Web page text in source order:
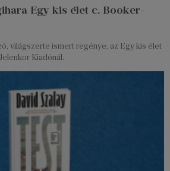
Egy kis élet c. Booker-
világszerte ismert regénye, az Egy kis élet
Kiadónál.